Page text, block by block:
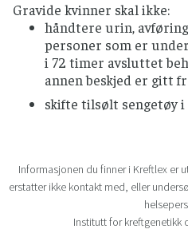
Gravide kvinner skal ikke:
håndtere urin,
personer som er
i 72 timer avsluttet
annen beskjed er gitt
skifte tilsølt sengetøy i
Informasjonen du finner i Kreftlex er
erstatter ikke kontakt med, eller
Institutt for kreftgenetikk